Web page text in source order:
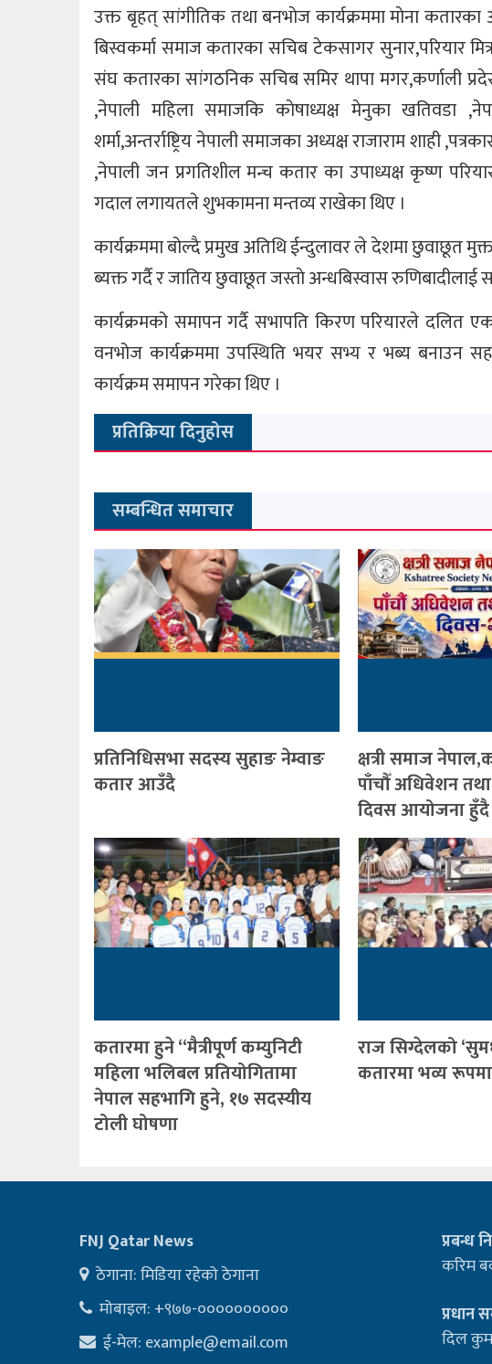
उक्त बृहत् सांगीतिक तथा बनभाेज कार्यक्रममा माेना
बिस्वकर्मा समाज कतारका सचिब टेकसागर सुनार,परियार
संघ कतारका सांगठनिक सचिब समिर थापा मगर,कर्णाली
,नेपाली महिला समाजकि काेषाध्यक्ष मेनुका खतिवडा
शर्मा,अन्तर्राष्ट्रिय नेपाली समाजका अध्यक्ष राजाराम शाही
,नेपाली जन प्रगतिशील मन्च कतार का उपाध्यक्ष कृष्ण
गदाल लगायतले शुभकामना मन्तव्य राखेका थिए ।
कार्यक्रममा बोल्दै प्रमुख अतिथि ईन्दुलावर ले देशमा छुवाछूत
ब्यक्त गर्दै र जातिय छुवाछूत जस्ताे अन्धबिस्वास रुणिबादीलाई
कार्यक्रमको समापन गर्दै सभापति किरण परियारले
वनभोज कार्यक्रममा उपस्थिति भयर सभ्य र भब्य बनाउन
कार्यक्रम समापन गरेका थिए ।
प्रतिक्रिया दिनुहोस
सम्बन्धित समाचार
प्रतिनिधिसभा सदस्य सुहाङ नेम्वाङ
कतार आउँदै
क्षत्री समाज
पाँचौँ अधिवेशन
दिवस आयोजना हुँदै
कतारमा हुने “मैत्रीपूर्ण कम्युनिटी
महिला भलिबल प्रतियोगितामा
नेपाल सहभागि हुने, १७ सदस्यीय
टोली घोषणा
राज सिग्देलको
कतारमा भव्य
FNJ Qatar News
ठेगाना: मिडिया रहेको ठेगाना
मोबाइल: +९७७-००००००००००
ई-मेल: example@email.com
प्रबन्ध
करिम
प्रधान
दिल